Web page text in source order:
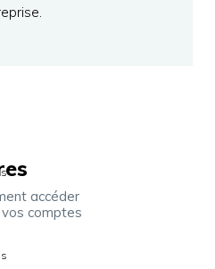
accéder
comptes